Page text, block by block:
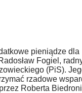
pieniądze dla
Fogiel,
(PiS).
rzadowe
Roberta